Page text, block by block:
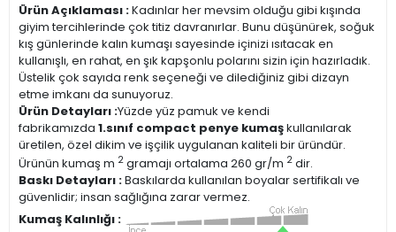
Ürün Açıklaması :Kadınlar her mevsim olduğu gibi kışında
giyim tercihlerinde çok titiz davranırlar. Bunu düşünürek, soğuk
kış günlerinde kalın kumaşı sayesinde içinizi ısıtacak en
kullanışlı, en rahat, en şık kapşonlu polarını sizin için hazırladık.
Üstelik çok sayıda renk seçeneği ve dilediğiniz gibi dizayn
etme imkanı da sunuyoruz.
Ürün Detayları :Yüzde yüz pamuk ve kendi
fabrikamızda 1.sınıf compact penye kumaşkullanılarak
üretilen, özel dikim ve işçilik uygulanan kaliteli bir üründür.
Ürünün kumaş m 2 gramajı ortalama 260 gr/m 2 dir.
Baskı Detayları :Baskılarda kullanılan boyalar sertifikalı ve
güvenlidir; insan sağlığına zarar vermez.
Kumaş Kalınlığı :